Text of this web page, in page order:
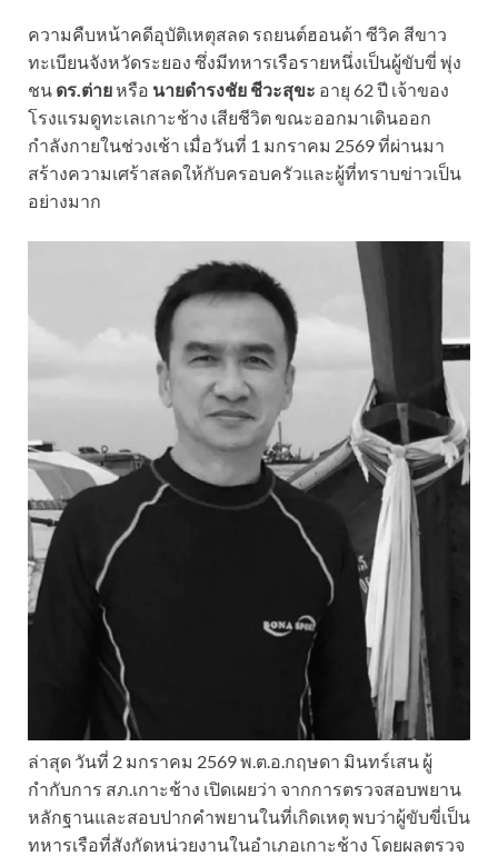
ความคืบหน้าคดีอุบัติเหตุสลด รถยนต์ฮอนด้า ซีวิค สีขาว
ทะเบียนจังหวัดระยอง ซึ่งมีทหารเรือรายหนึ่งเป็นผู้ขับขี่ พุ่ง
ชน ดร.ต่ายหรือ นายดำรงชัย ชีวะสุขะ อายุ 62 ปี เจ้าของ
โรงแรมดูทะเลเกาะช้าง เสียชีวิต ขณะออกมาเดินออก
กำลังกายในช่วงเช้า เมื่อวันที่ 1 มกราคม 2569 ที่ผ่านมา
สร้างความเศร้าสลดให้กับครอบครัวและผู้ที่ทราบข่าวเป็น
อย่างมาก
ล่าสุด วันที่ 2 มกราคม 2569 พ.ต.อ.กฤษดา มินทร์เสน ผู้
กำกับการ สภ.เกาะช้าง เปิดเผยว่า จากการตรวจสอบพยาน
หลักฐานและสอบปากคำพยานในที่เกิดเหตุ พบว่าผู้ขับขี่เป็น
ทหารเรือที่สังกัดหน่วยงานในอำเภอเกาะช้าง โดยผลตรวจ